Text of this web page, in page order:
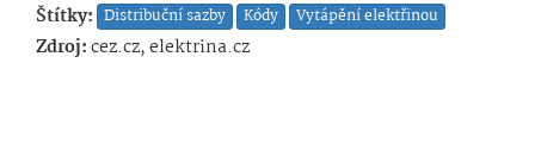
Štítky: Distribuční sazby Kódy Vytápění elektřinou
Zdroj:cez.cz, elektrina.cz